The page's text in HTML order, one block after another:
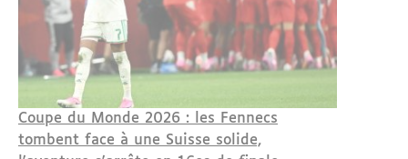
Coupe du Monde 2026 : les Fennecs
tombent face à une Suisse solide,